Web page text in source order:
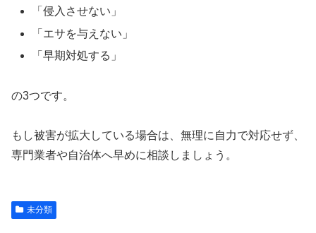
「侵入させない」
「エサを与えない」
「早期対処する」
の3つです。
もし被害が拡大している場合は、無理に自力で対応せず、
専門業者や自治体へ早めに相談しましょう。
未分類